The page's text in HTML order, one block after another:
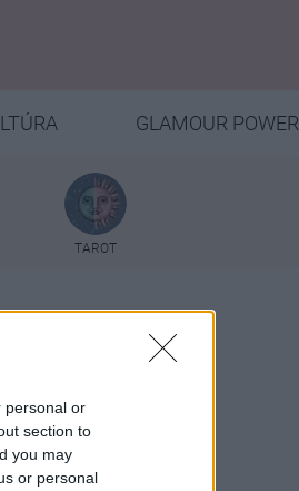
personal or
section to
you may
or personal
GLAMOUR POWER
TAROT